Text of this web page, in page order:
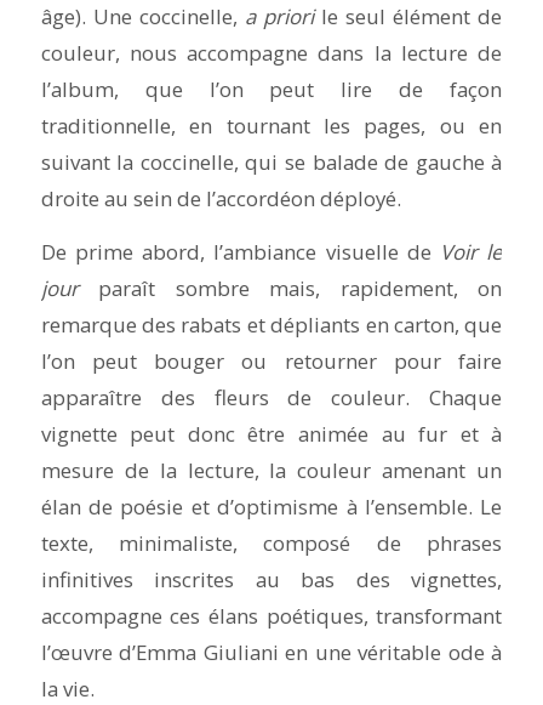
âge). Une coccinelle, a priori le seul élément de
couleur, nous accompagne dans la lecture de
l’album, que l’on peut lire de façon
traditionnelle, en tournant les pages, ou en
suivant la coccinelle, qui se balade de gauche à
droite au sein de l’accordéon déployé.
De prime abord, l’ambiance visuelle de Voir le
jour paraît sombre mais, rapidement, on
remarque des rabats et dépliants en carton, que
l’on peut bouger ou retourner pour faire
apparaître des fleurs de couleur. Chaque
vignette peut donc être animée au fur et à
mesure de la lecture, la couleur amenant un
élan de poésie et d’optimisme à l’ensemble. Le
texte, minimaliste, composé de phrases
infinitives inscrites au bas des vignettes,
accompagne ces élans poétiques, transformant
l’œuvre d’Emma Giuliani en une véritable ode à
la vie.